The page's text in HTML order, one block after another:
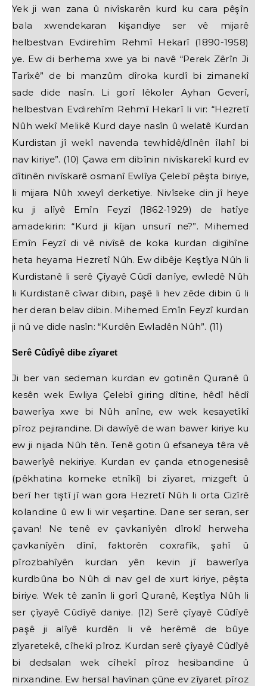
Yek ji wan zana û nivîskarên kurd ku cara pêşîn
bala xwendekaran kişandiye ser vê mijarê
helbestvan Evdirehîm Rehmî Hekarî (1890-1958)
ye. Ew di berhema xwe ya bi navê “Perek Zêrîn Ji
Tarîxê” de bi manzûm dîroka kurdî bi zimanekî
sade dide nasîn. Li gorî lêkoler Ayhan Geverî,
helbestvan Evdirehîm Rehmî Hekarî li vir: “Hezretî
Nûh wekî Melikê Kurd daye nasîn û welatê Kurdan
Kurdistan jî wekî navenda tewhîdê/dînên îlahî bi
nav kiriye”. (10) Çawa em dibînin nivîskarekî kurd ev
dîtinên nivîskarê osmanî Ewlîya Çelebî pêşta biriye,
li mijara Nûh xweyî derketiye. Nivîseke din jî heye
ku ji alîyê Emîn Feyzî (1862-1929) de hatîye
amadekirin: “Kurd ji kîjan unsurî ne?”. Mihemed
Emîn Feyzî di vê nivîsê de koka kurdan digihîne
heta heyama Hezretî Nûh. Ew dibêje Keştîya Nûh li
Kurdistanê li serê Çîyayê Cûdî danîye, ewledê Nûh
li Kurdistanê cîwar dibin, paşê li hev zêde dibin û li
her deran belav dibin. Mihemed Emîn Feyzî kurdan
ji nû ve dide nasîn: “Kurdên Ewladên Nûh”. (11)
Serê Cûdîyê dibe zîyaret
Ji ber van sedeman kurdan ev gotinên Quranê û
kesên wek Ewliya Çelebî giring dîtine, hêdî hêdî
bawerîya xwe bi Nûh anîne, ew wek kesayetîkî
pîroz pejirandine. Di dawîyê de wan bawer kiriye ku
ew ji nijada Nûh tên. Tenê gotin û efsaneya têra vê
bawerîyê nekiriye. Kurdan ev çanda etnogenesisê
(pêkhatina komeke etnîkî) bi zîyaret, mizgeft û
berî her tiştî jî wan gora Hezretî Nûh li orta Cizîrê
kolandine û ew li wir veşartine. Dane ser seran, ser
çavan! Ne tenê ev çavkanîyên dîrokî herweha
çavkanîyên dînî, faktorên coxrafîk, şahî û
pîrozbahîyên kurdan yên kevin jî bawerîya
kurdbûna bo Nûh di nav gel de xurt kiriye, pêşta
biriye. Wek tê zanîn li gorî Quranê, Keştîya Nûh li
ser çîyayê Cûdîyê daniye. (12) Serê çîyayê Cûdîyê
paşê ji alîyê kurdên li vê herêmê de bûye
zîyaretekê, cîhekî pîroz. Kurdan serê çîyayê Cûdîyê
bi dedsalan wek cîhekî pîroz hesibandine û
nirxandine. Ew hersal havînan çûne ev zîyaret pîroz